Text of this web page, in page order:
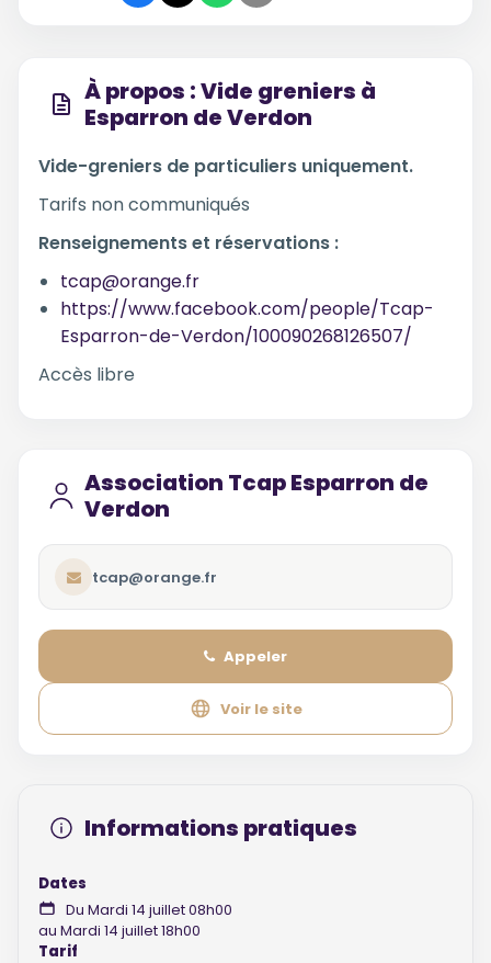
À propos : Vide greniers à
Esparron de Verdon
Vide-greniers de particuliers uniquement.
Tarifs non communiqués
Renseignements et réservations :
tcap@orange.fr
https://www.facebook.com/people/Tcap-
Esparron-de-Verdon/100090268126507/
Accès libre
Association Tcap Esparron de
Verdon
tcap@orange.fr
Appeler
Voir le site
Informations pratiques
Dates
Du Mardi 14 juillet 08h00
au Mardi 14 juillet 18h00
Tarif